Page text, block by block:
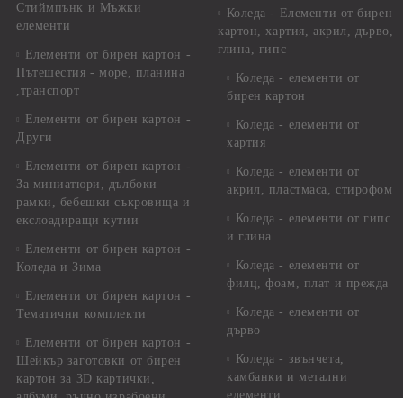
Стиймпънк и Мъжки
елементи
Елементи от бирен картон -
Пътешестия - море, планина
,транспорт
Елементи от бирен картон -
Други
Елементи от бирен картон -
За миниатюри, дълбоки
рамки, бебешки съкровища и
екслоадиращи кутии
Елементи от бирен картон -
Коледа и Зима
Елементи от бирен картон -
Тематични комплекти
Елементи от бирен картон -
Шейкър заготовки от бирен
картон за 3D картички,
Коледа - Eлементи от бирен
картон, хартия, акрил, дърво,
глина, гипс
Коледа - елементи от
бирен картон
Коледа - елементи от
хартия
Коледа - елементи от
акрил, пластмаса, стирофом
Коледа - елементи от гипс
и глина
Коледа - елементи от
филц, фоам, плат и прежда
Коледа - елементи от
дърво
Коледа - звънчета,
камбанки и метални
елементи